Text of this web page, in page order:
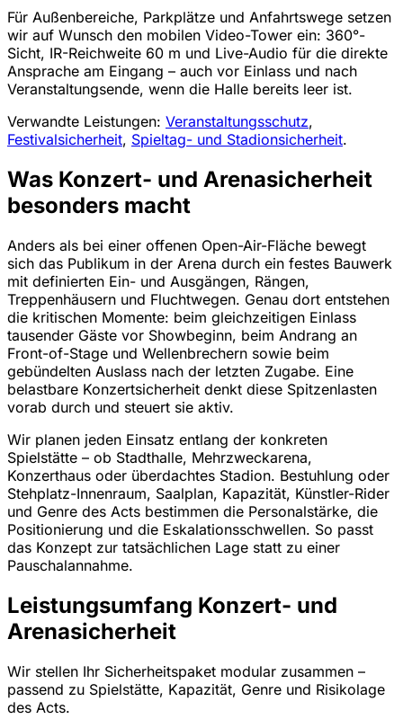
Für Außenbereiche, Parkplätze und Anfahrtswege setzen
wir auf Wunsch den mobilen Video-Tower ein: 360°-
Sicht, IR-Reichweite 60 m und Live-Audio für die direkte
Ansprache am Eingang – auch vor Einlass und nach
Veranstaltungsende, wenn die Halle bereits leer ist.
Verwandte Leistungen: Veranstaltungsschutz,
Festivalsicherheit, Spieltag- und Stadionsicherheit.
Was Konzert- und Arenasicherheit
besonders macht
Anders als bei einer offenen Open-Air-Fläche bewegt
sich das Publikum in der Arena durch ein festes Bauwerk
mit definierten Ein- und Ausgängen, Rängen,
Treppenhäusern und Fluchtwegen. Genau dort entstehen
die kritischen Momente: beim gleichzeitigen Einlass
tausender Gäste vor Showbeginn, beim Andrang an
Front-of-Stage und Wellenbrechern sowie beim
gebündelten Auslass nach der letzten Zugabe. Eine
belastbare Konzertsicherheit denkt diese Spitzenlasten
vorab durch und steuert sie aktiv.
Wir planen jeden Einsatz entlang der konkreten
Spielstätte – ob Stadthalle, Mehrzweckarena,
Konzerthaus oder überdachtes Stadion. Bestuhlung oder
Stehplatz-Innenraum, Saalplan, Kapazität, Künstler-Rider
und Genre des Acts bestimmen die Personalstärke, die
Positionierung und die Eskalationsschwellen. So passt
das Konzept zur tatsächlichen Lage statt zu einer
Pauschalannahme.
Leistungsumfang Konzert- und
Arenasicherheit
Wir stellen Ihr Sicherheitspaket modular zusammen –
passend zu Spielstätte, Kapazität, Genre und Risikolage
des Acts.